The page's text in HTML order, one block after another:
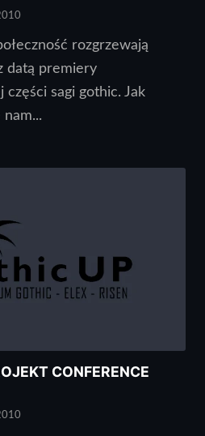
rozgrzewają
datą premiery
sagi gothic. Jak
nam...
CONFERENCE